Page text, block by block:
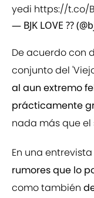
yedi https://t.co/
— BJK LOVE ??
De acuerdo con
conjunto del
al aun extremo
prácticamente
nada más que
En una
rumores que lo
como también